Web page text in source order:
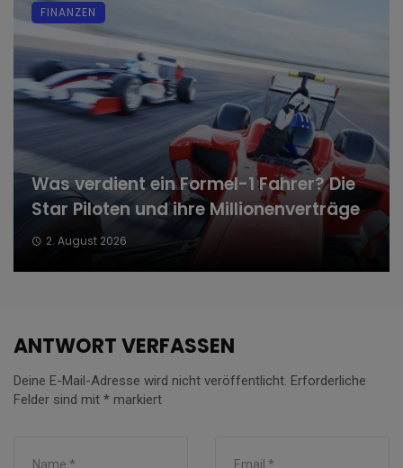
Was verdient ein Formel-1 Fahrer? Die
Star Piloten und ihre Millionenverträge
2. August 2026
FINANZEN
ANTWORT VERFASSEN
Deine E-Mail-Adresse wird nicht veröffentlicht. Erforderliche
Felder sind mit * markiert